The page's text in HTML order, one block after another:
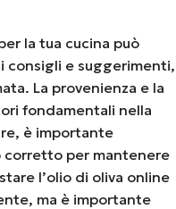
la tua cucina può
consigli e suggerimenti,
La provenienza e la
fondamentali nella
è importante
corretto per mantenere
l’olio di oliva online
ma è importante